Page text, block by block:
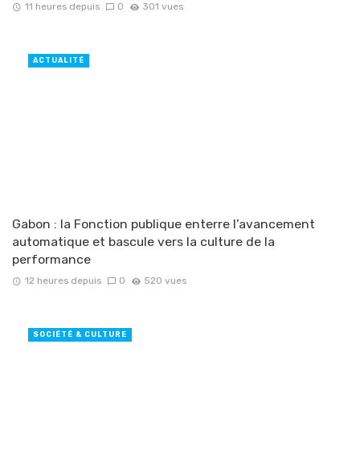
11 heures depuis 0 301 vues
Gabon : la Fonction publique enterre l’avancement
automatique et bascule vers la culture de la
performance
12 heures depuis 0 520 vues
ACTUALITÉ
SOCIÉTÉ & CULTURE